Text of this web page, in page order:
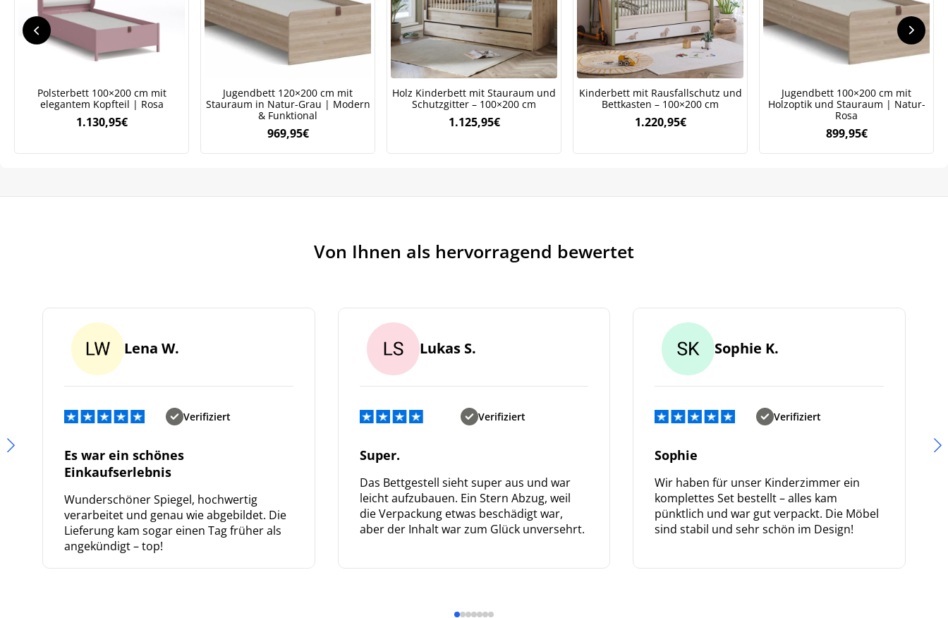
Polsterbett 100×200 cm mit
elegantem Kopfteil | Rosa
1.130,95€
Jugendbett 120×200 cm mit
Stauraum in Natur-Grau | Modern
& Funktional
969,95€
Holz Kinderbett mit Stauraum und
Schutzgitter – 100×200 cm
1.125,95€
Kinderbett mit Rausfallschutz und
Bettkasten – 100×200 cm
1.220,95€
Jugendbett 100×200 cm mit
Holzoptik und Stauraum | Natur-
Rosa
899,95€
Von Ihnen als hervorragend bewertet
Lena W.
Verifiziert
Es war ein schönes
Einkaufserlebnis
Wunderschöner Spiegel, hochwertig
verarbeitet und genau wie abgebildet. Die
Lieferung kam sogar einen Tag früher als
angekündigt – top!
Lukas S.
Verifiziert
Super.
Das Bettgestell sieht super aus und war
leicht aufzubauen. Ein Stern Abzug, weil
die Verpackung etwas beschädigt war,
aber der Inhalt war zum Glück unversehrt.
Sophie K.
Verifiziert
Sophie
Wir haben für unser Kinderzimmer ein
komplettes Set bestellt – alles kam
pünktlich und war gut verpackt. Die Möbel
sind stabil und sehr schön im Design!
Weitere Informationen darüber, wie wir Ihre Daten für Marketingkommunikation
verarbeiten. Lesen Sie unsereDatenschutzrichtlinie.